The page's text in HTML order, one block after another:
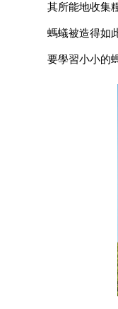
其所能地收集
螞蟻被造得如
要學習小小的